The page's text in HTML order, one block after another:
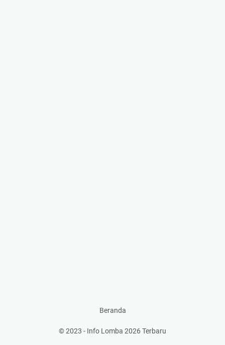
Beranda
© 2023 - Info Lomba 2026 Terbaru